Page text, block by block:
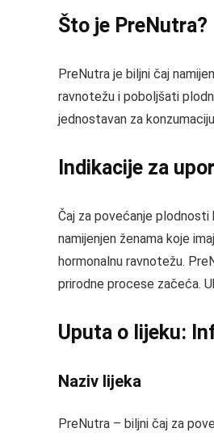
Što je PreNutra?
PreNutra je biljni čaj
ravnotežu i poboljšati
jednostavan za
Indikacije za
Čaj za povećanje
namijenjen ženama koje
hormonalnu ravnotežu.
prirodne procese začeća.
Uputa o lijeku:
Naziv lijeka
PreNutra – biljni čaj za